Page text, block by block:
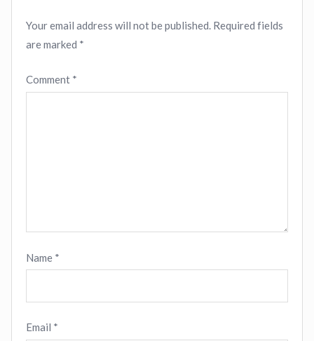
Your email address will not be published. Required fields
are marked *
Comment *
Name *
Email *